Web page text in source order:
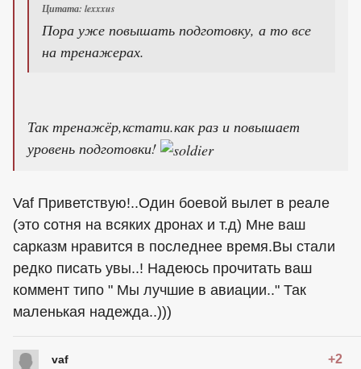
Цитата: lexxxus
Пора уже повышать подготовку, а то все
на тренажерах.
Так тренажёр,кстати.как раз и повышает
уровень подготовки!
Vaf Приветствую!..Один боевой вылет в реале
(это сотня на всяких дронах и т.д) Мне ваш
сарказм нравится в последнее время.Вы стали
редко писать увы..! Надеюсь прочитать ваш
коммент типо " Мы лучшие в авиации.." Так
маленькая надежда..)))
vaf +2